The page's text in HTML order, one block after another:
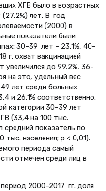
ХГВ было в возрастных
(27,2%) лет. В год
(2000) в
показатели были
30–39 лет – 23,1%, 40–
г. охват вакцинацией
увеличился до 99,2%, 36–
на это, удельный вес
лет среди больных
и 26,1% соответственно.
категории 30–39 лет
(33,4 на 100 тыс.
средний показатель по
тыс. населения; p < 0,01).
периода самый
отмечен среди лиц в
2000–2017 гг. доля